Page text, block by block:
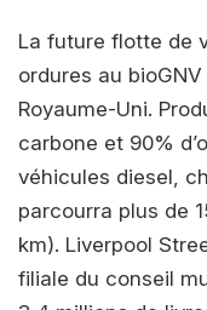
La future flotte de
ordures au
Royaume-Uni.
carbone et 90%
véhicules diesel,
parcourra plus de
km). Liverpool
filiale du conseil